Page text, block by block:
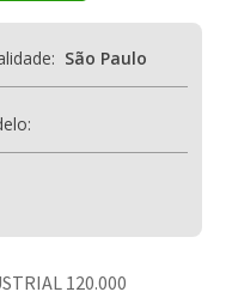
São Paulo
120.000